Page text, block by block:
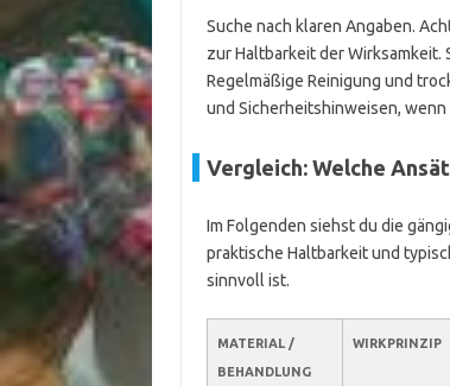
Suche nach klaren Angaben.
zur Haltbarkeit der
Regelmäßige Reinigung und
und Sicherheitshinweisen,
Vergleich: Welche
Im Folgenden siehst du die
praktische Haltbarkeit und
sinnvoll ist.
MATERIAL /
BEHANDLUNG
WIRKPRINZIP